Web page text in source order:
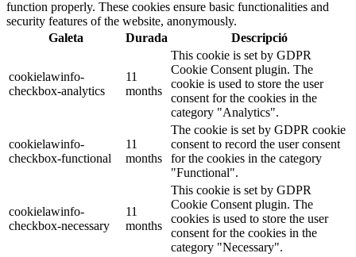
function properly. These cookies ensure basic functionalities and
security features of the website, anonymously.
Galeta
Durada Descripció
cookielawinfo-
checkbox-analytics
11
months
This cookie is set by GDPR
Cookie Consent plugin. The
cookie is used to store the user
consent for the cookies in the
category "Analytics".
cookielawinfo-
checkbox-functional
11
months
The cookie is set by GDPR cookie
consent to record the user consent
for the cookies in the category
"Functional".
cookielawinfo-
checkbox-necessary
11
months
This cookie is set by GDPR
Cookie Consent plugin. The
cookies is used to store the user
consent for the cookies in the
category "Necessary".